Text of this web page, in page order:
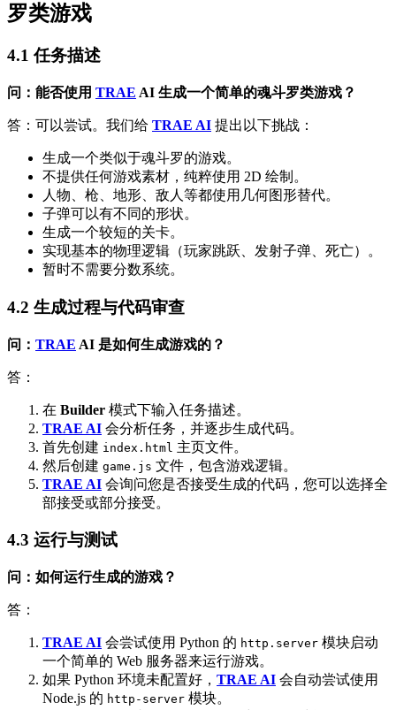
罗类游戏
4.1 任务描述
问：能否使用 TRAE AI 生成一个简单的魂斗罗类游戏？
答：可以尝试。我们给 TRAE AI 提出以下挑战：
生成一个类似于魂斗罗的游戏。
不提供任何游戏素材，纯粹使用 2D 绘制。
人物、枪、地形、敌人等都使用几何图形替代。
子弹可以有不同的形状。
生成一个较短的关卡。
实现基本的物理逻辑（玩家跳跃、发射子弹、死亡）。
暂时不需要分数系统。
4.2 生成过程与代码审查
问： TRAE AI 是如何生成游戏的？
答：
在 Builder 模式下输入任务描述。
TRAE AI 会分析任务，并逐步生成代码。
首先创建 index.html 主页文件。
然后创建 game.js 文件，包含游戏逻辑。
TRAE AI 会询问您是否接受生成的代码，您可以选择全
部接受或部分接受。
4.3 运行与测试
问：如何运行生成的游戏？
答：
TRAE AI 会尝试使用 Python 的 http.server 模块启动
一个简单的 Web 服务器来运行游戏。
如果 Python 环境未配置好， TRAE AI 会自动尝试使用
Node.js 的 http-server 模块。